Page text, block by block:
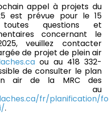
appel à projets du
est prévue pour le 15
questions et
concernant le
veuillez contacter
de projet de plein air
ou au 418 332-
de consulter le plan
air de la MRC des
au
fr/planification/
.